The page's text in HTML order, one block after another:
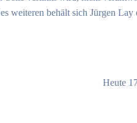
weiteren behält sich Jürgen
Heute